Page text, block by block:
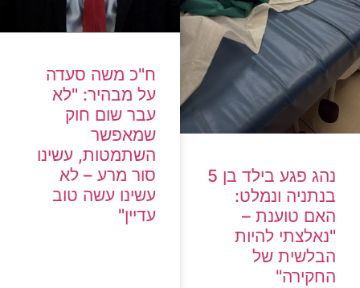
נהג פגע בילד בן 5
בנתניה ונמלט:
האם טוענת –
"נאלצתי להיות
הבלשית של
החקירה"
ח"כ משה סעדה
על מבהיר: "לא
עבר שום חוק
שמאפשר
השתמטות, עשינו
סור מרע – לא
עשינו עשה טוב
עדיין"